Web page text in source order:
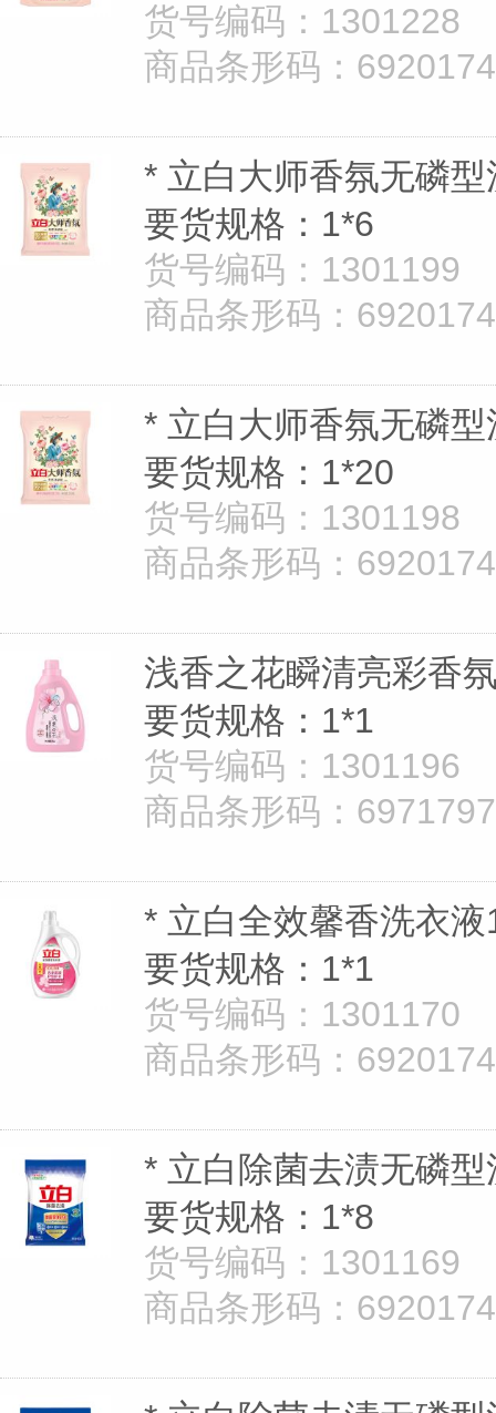
货号编码：1301228
商品条形码：
* 立白大师香氛无磷
要货规格：1*6
货号编码：1301199
商品条形码：
* 立白大师香氛无磷
要货规格：1*20
货号编码：1301198
商品条形码：
浅香之花瞬清亮彩香
要货规格：1*1
货号编码：1301196
商品条形码：
* 立白全效馨香洗衣
要货规格：1*1
货号编码：1301170
商品条形码：
* 立白除菌去渍无磷
要货规格：1*8
货号编码：1301169
商品条形码：